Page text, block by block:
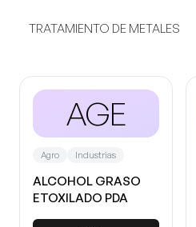
TRATAMIENTO DE METALES
AGE
Agro Industrias
ALCOHOL GRASO
ETOXILADO PDA